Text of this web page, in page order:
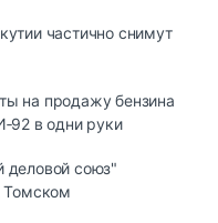
частично снимут
на продажу бензина
в одни руки
деловой союз"
Томском